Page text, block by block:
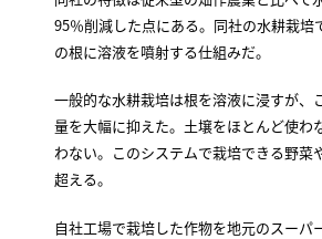
95％削減した点にある。同社の水耕栽培
の根に溶液を噴射する仕組みだ。
一般的な水耕栽培は根を溶液に浸すが、
量を大幅に抑えた。土壌をほとんど使わ
わない。このシステムで栽培できる野菜
超える。
自社工場で栽培した作物を地元のスーパ